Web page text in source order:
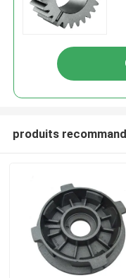
produits